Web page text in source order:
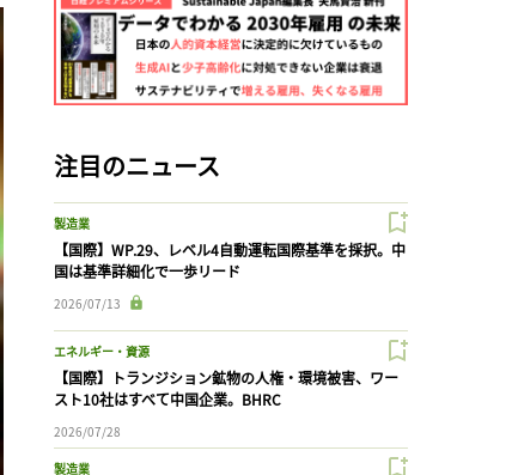
注目のニュース
製造業
【国際】WP.29、レベル4自動運転国際基準を採択。中
国は基準詳細化で一歩リード
2026/07/13
エネルギー・資源
【国際】トランジション鉱物の人権・環境被害、ワー
スト10社はすべて中国企業。BHRC
2026/07/28
製造業